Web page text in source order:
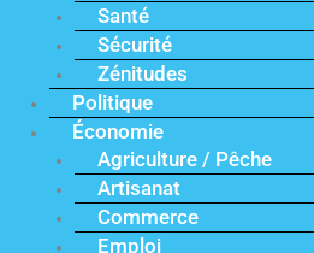
Santé
Sécurité
Zénitudes
Politique
Économie
Agriculture / Pêche
Artisanat
Commerce
Emploi